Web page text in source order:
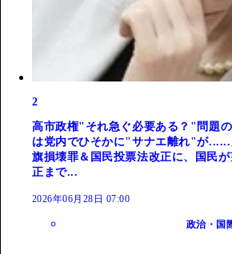
2
高市政権"それ急ぐ必要ある？"問題
は党内でひそかに"サナエ離れ"が......
旗損壊罪＆国民投票法改正に、国民
正まで...
2026年06月28日 07:00
政治・国